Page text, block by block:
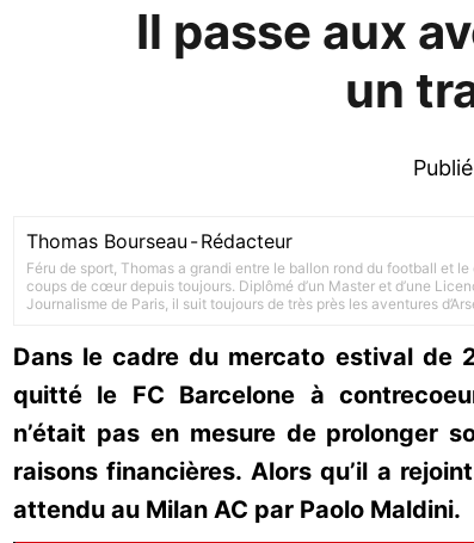
Il passe aux
un
Thomas Bourseau -Rédacteur
Féru de sport, Thomas a grandi entre le ballon rond du football et
coups de cœur depuis toujours. Diplômé d’un Master et d’une
Journalisme de Paris, il suit toujours de très près les aventures
Dans le cadre du mercato estival de
quitté le FC Barcelone à
n’était pas en mesure de prolonger
raisons financières. Alors qu’il a
attendu au Milan AC par Paolo Maldini.